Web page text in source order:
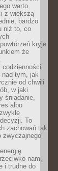
warto
z większą
bardzo
niż to, co
kryje
że
codzienności.
tym, jak
od chwili
w jaki
śniadanie,
albo
To
zachowań tak
zwyczajnego
nam,
i trudne do